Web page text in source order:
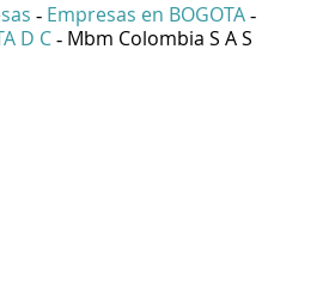
- Empresas en BOGOTA -
D C - Mbm Colombia S A S